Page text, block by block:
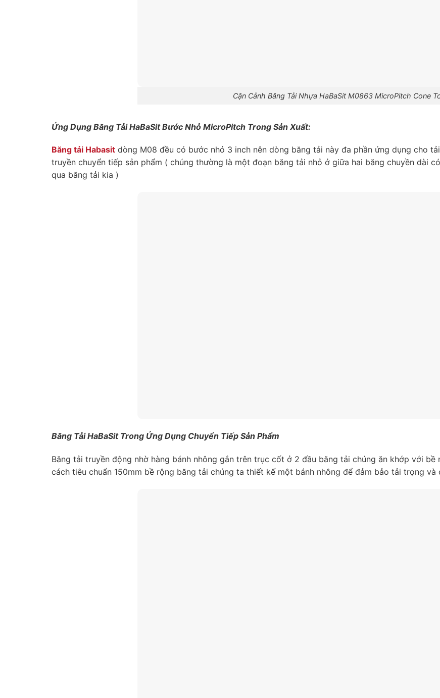
Cận Cảnh Băng Tải Nhựa HaBaSit M0863 MicroPitch Cone
Ứng Dụng Băng Tải HaBaSit Bước Nhỏ MicroPitch Trong Sản Xuất:
Băng tải Habasit dòng M08 đều có bước nhỏ 3 inch nên dòng băng tải này đa phần ứng dụng cho
truyền chuyển tiếp sản phẩm ( chúng thường là một đoạn băng tải nhỏ ở giữa hai băng chuyền dài
qua băng tải kia )
Băng Tải HaBaSit Trong Ứng Dụng Chuyển Tiếp Sản Phẩm
Băng tải truyền động nhờ hàng bánh nhông gắn trên trục cốt ở 2 đầu băng tải chúng ăn khớp với bề
cách tiêu chuẩn 150mm bề rộng băng tải chúng ta thiết kế một bánh nhông để đảm bảo tải trọng và